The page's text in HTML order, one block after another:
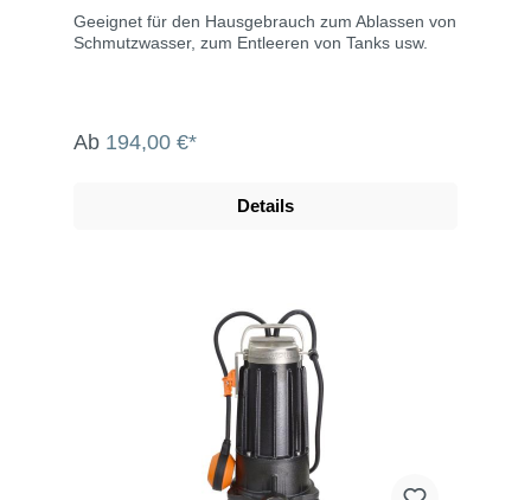
Geeignet für den Hausgebrauch zum Ablassen von
Schmutzwasser, zum Entleeren von Tanks usw.
Ab 194,00 €*
Details